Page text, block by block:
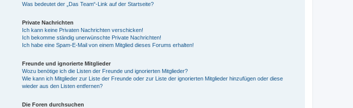
Was bedeutet der „Das Team“-Link auf der Startseite?
Private Nachrichten
Ich kann keine Privaten Nachrichten verschicken!
Ich bekomme ständig unerwünschte Private Nachrichten!
Ich habe eine Spam-E-Mail von einem Mitglied dieses Forums erhalten!
Freunde und ignorierte Mitglieder
Wozu benötige ich die Listen der Freunde und ignorierten Mitglieder?
Wie kann ich Mitglieder zur Liste der Freunde oder zur Liste der ignorierten Mitglieder hinzufügen oder diese
wieder aus den Listen entfernen?
Die Foren durchsuchen